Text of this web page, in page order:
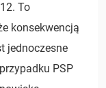
To
konsekwencją
jednoczesne
PSP